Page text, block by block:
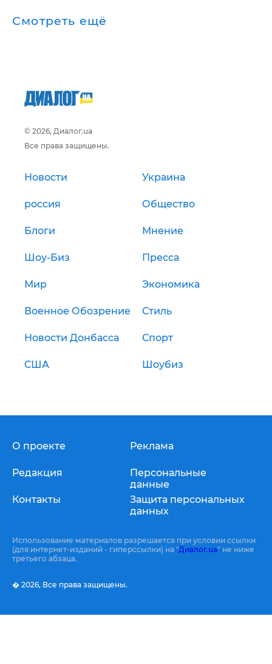
Смотреть ещё
© 2026, Диалог.ua
Все права защищены.
Новости Украина
россия Общество
Блоги Мнение
Шоу-Биз Пресса
Мир Экономика
Военное Обозрение Стиль
Новости Донбасса Спорт
США Шоубиз
О проекте
Редакция
Контакты
Реклама
Персональные
данные
Защита персональных
данных
Использование материалов разрешается при условии ссылки
(для интернет-изданий - гиперссылки) на "Диалог.ua" не ниже
третьего абзаца.
� 2026, Все права защищены.